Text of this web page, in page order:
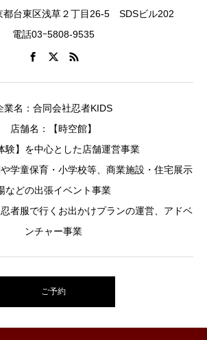
台東区浅草２丁目26-5 SDSビル202
電話03ｰ5808-9535
業名：合同会社忍者KIDS
店舗名：【時空館】
験】を中心とした店舗運営事業
や学童保育・小学校等、商業施設・住宅展示
などの出張イベント事業
忍者服で行くお出かけプランの運営、アドベ
ンチャー事業
ご予約